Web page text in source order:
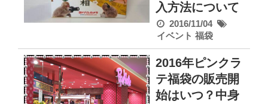
入方法について
2016/11/04
イベント 福袋
2016年ピンクラ
テ福袋の販売開
始はいつ？中身